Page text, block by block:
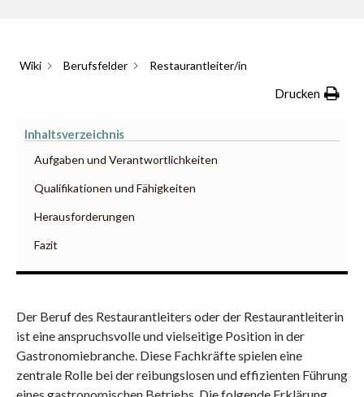
Wiki Berufsfelder Restaurantleiter/in
Drucken
Inhaltsverzeichnis
Aufgaben und Verantwortlichkeiten
Qualifikationen und Fähigkeiten
Herausforderungen
Fazit
Der Beruf des Restaurantleiters oder der Restaurantleiterin
ist eine anspruchsvolle und vielseitige Position in der
Gastronomiebranche. Diese Fachkräfte spielen eine
zentrale Rolle bei der reibungslosen und effizienten Führung